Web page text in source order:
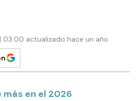
actualizado hace un año
más en el 2026